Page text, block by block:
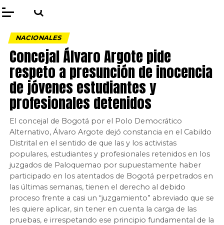
NACIONALES
Concejal Álvaro Argote pide
respeto a presunción de inocencia
de jóvenes estudiantes y
profesionales detenidos
El concejal de Bogotá por el Polo Democrático
Alternativo, Álvaro Argote dejó constancia en el Cabildo
Distrital en el sentido de que las y los activistas
populares, estudiantes y profesionales retenidos en los
juzgados de Paloquemao por supuestamente haber
participado en los atentados de Bogotá perpetrados en
las últimas semanas, tienen el derecho al debido
proceso frente a casi un “juzgamiento” abreviado que se
les quiere aplicar, sin tener en cuenta la carga de las
pruebas, e irrespetando ese principio fundamental de la